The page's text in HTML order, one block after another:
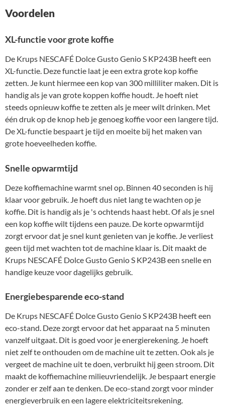
Voordelen
XL-functie voor grote koffie
De Krups NESCAFÉ Dolce Gusto Genio S KP243B heeft een
XL-functie. Deze functie laat je een extra grote kop koffie
zetten. Je kunt hiermee een kop van 300 milliliter maken. Dit is
handig als je van grote koppen koffie houdt. Je hoeft niet
steeds opnieuw koffie te zetten als je meer wilt drinken. Met
één druk op de knop heb je genoeg koffie voor een langere tijd.
De XL-functie bespaart je tijd en moeite bij het maken van
grote hoeveelheden koffie.
Snelle opwarmtijd
Deze koffiemachine warmt snel op. Binnen 40 seconden is hij
klaar voor gebruik. Je hoeft dus niet lang te wachten op je
koffie. Dit is handig als je 's ochtends haast hebt. Of als je snel
een kop koffie wilt tijdens een pauze. De korte opwarmtijd
zorgt ervoor dat je snel kunt genieten van je koffie. Je verliest
geen tijd met wachten tot de machine klaar is. Dit maakt de
Krups NESCAFÉ Dolce Gusto Genio S KP243B een snelle en
handige keuze voor dagelijks gebruik.
Energiebesparende eco-stand
De Krups NESCAFÉ Dolce Gusto Genio S KP243B heeft een
eco-stand. Deze zorgt ervoor dat het apparaat na 5 minuten
vanzelf uitgaat. Dit is goed voor je energierekening. Je hoeft
niet zelf te onthouden om de machine uit te zetten. Ook als je
vergeet de machine uit te doen, verbruikt hij geen stroom. Dit
maakt de koffiemachine milieuvriendelijk. Je bespaart energie
zonder er zelf aan te denken. De eco-stand zorgt voor minder
energieverbruik en een lagere elektriciteitsrekening.